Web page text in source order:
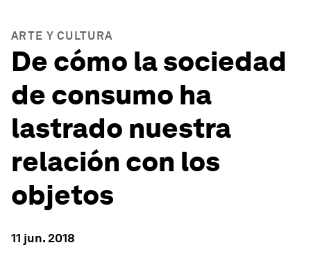
ARTE Y CULTURA
De cómo la sociedad
de consumo ha
lastrado nuestra
relación con los
objetos
11 jun. 2018